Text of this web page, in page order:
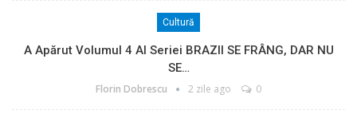
Cultură
A Apărut Volumul 4 Al Seriei BRAZII SE FRÂNG, DAR NU
SE…
Florin Dobrescu 2 zile ago 0